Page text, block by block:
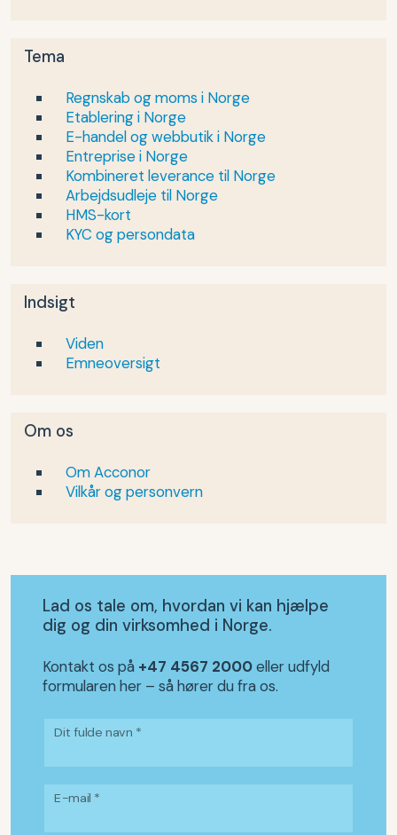
Tema
Regnskab og moms i Norge
Etablering i Norge
E-handel og webbutik i Norge
Entreprise i Norge
Kombineret leverance til Norge
Arbejdsudleje til Norge
HMS-kort
KYC og persondata
Indsigt
Viden
Emneoversigt
Om os
Om Acconor
Vilkår og personvern
Lad os tale om, hvordan vi kan hjælpe
dig og din virksomhed i Norge.
Kontakt os på +47 4567 2000eller udfyld
formularen her – så hører du fra os.
Dit fulde navn *
E-mail *